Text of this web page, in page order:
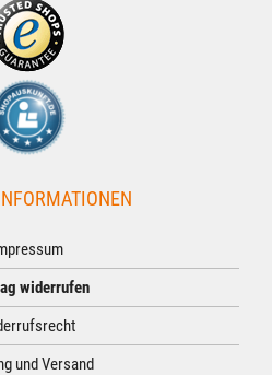
widerrufen
und Versand